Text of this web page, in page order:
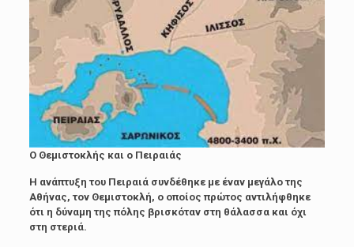
Ο Θεμιστοκλής και ο Πειραιάς
Η ανάπτυξη του Πειραιά συνδέθηκε με έναν μεγάλο της
Αθήνας, τον Θεμιστοκλή, ο οποίος πρώτος αντιλήφθηκε
ότι η δύναμη της πόλης βρισκόταν στη θάλασσα και όχι
στη στεριά.